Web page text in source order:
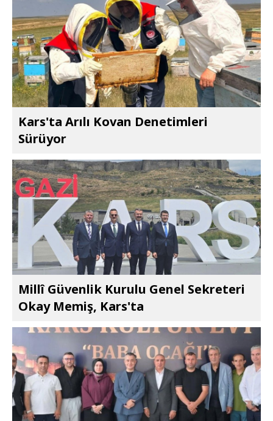
Kars'ta Arılı Kovan Denetimleri
Sürüyor
Millî Güvenlik Kurulu Genel Sekreteri
Okay Memiş, Kars'ta